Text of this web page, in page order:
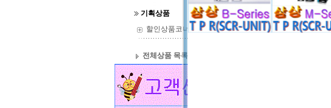
기획상품
할인상품코너 (36)
전체상품 목록